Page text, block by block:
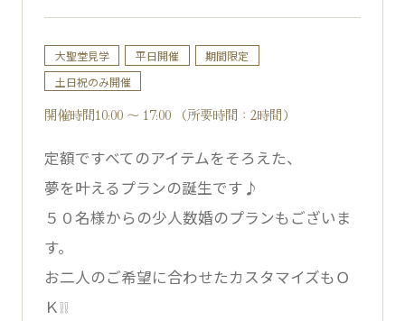
大聖堂見学 平日開催
期間限定
土日祝のみ開催
開催時間10:00 ～ 17:00 （所要時間：2時間）
定額ですべてのアイテムをそろえた、
夢を叶えるプランの誕生です♪
５０名様からの少人数婚のプランもございま
す。
お二人のご希望に合わせたカスタマイズもＯ
Ｋ❕❕